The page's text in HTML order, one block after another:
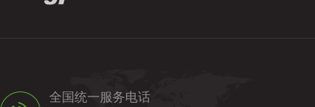
全国统一服务电话